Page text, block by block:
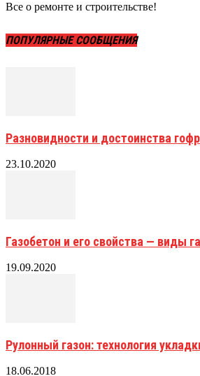
Все о ремонте и строительстве!
ПОПУЛЯРНЫЕ СООБЩЕНИЯ
Разновидности и достоинства
23.10.2020
Газобетон и его свойства — виды
19.09.2020
Рулонный газон: технология
18.06.2018